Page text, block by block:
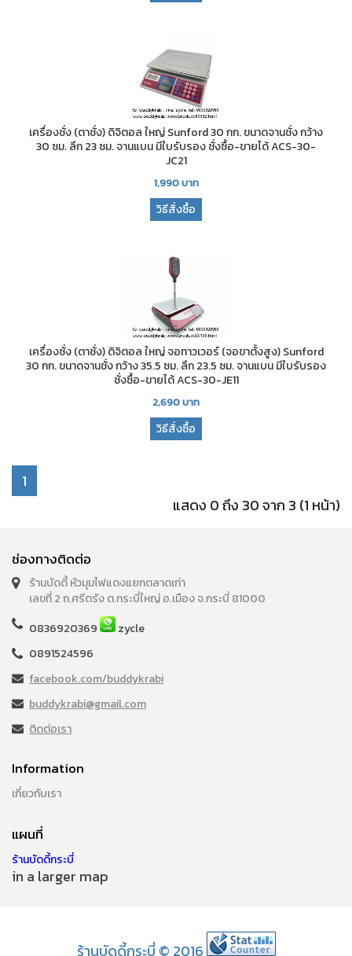
เครื่องชั่ง (ตาชั่ง) ดิจิตอล ใหญ่ Sunford 30 กก. ขนาดจานชั่ง กว้าง
30 ซม. ลึก 23 ซม. จานแบน มีใบรับรอง ชั่งซื้อ-ขายได้ ACS-30-
JC21
1,990บาท
วิธีสั่งซื้อ
เครื่องชั่ง (ตาชั่ง) ดิจิตอล ใหญ่ จอทาวเวอร์ (จอขาตั้งสูง) Sunford
30 กก. ขนาดจานชั่ง กว้าง 35.5 ซม. ลึก 23.5 ซม. จานแบน มีใบรับรอง
ชั่งซื้อ-ขายได้ ACS-30-JE11
2,690บาท
วิธีสั่งซื้อ
1
แสดง 0 ถึง 30 จาก 3 (1 หน้า)
ช่องทางติดต่อ
ร้านบัดดี้ หัวมุมไฟแดงแยกตลาดเก่า
เลขที่ 2 ถ.ศรีตรัง ต.กระบี่ใหญ่ อ.เมือง จ.กระบี่ 81000
0836920369
zycle
0891524596
facebook.com/buddykrabi
buddykrabi@gmail.com
ติดต่อเรา
Information
เกี่ยวกับเรา
แผนที่
ร้านบัดดี้กระบี่
in a larger map
ร้านบัดดี้กระบี่ © 2016